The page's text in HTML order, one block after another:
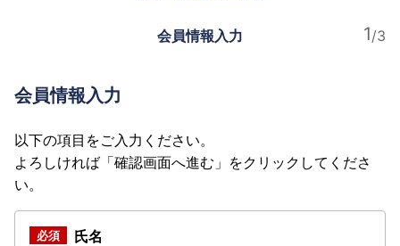
会員情報入力
会員情報入力
以下の項目をご入力ください。
よろしければ「確認画面へ進む」をクリックしてくださ
い。
氏名